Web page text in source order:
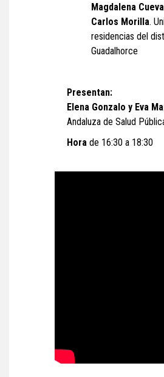
Magdalena
Carlos Morilla.
residencias del
Guadalhorce
Presentan:
Elena Gonzalo y Eva
Andaluza de Salud
Hora de 16:30 a 18:30